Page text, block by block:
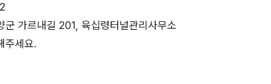
군 가르내길 201, 육십령터널관리사무소
주세요.